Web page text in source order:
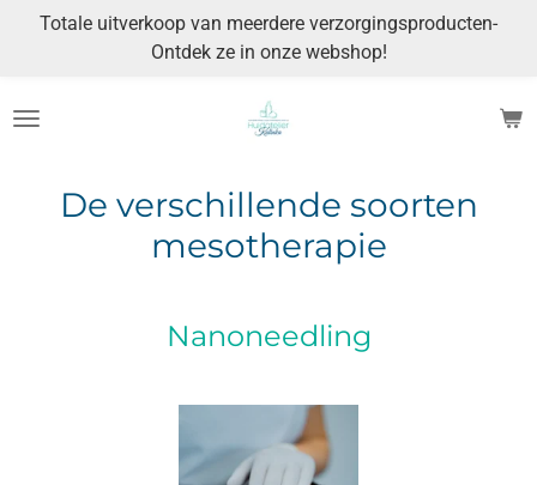
de
Totale uitverkoop van meerdere verzorgingsproducten-
Ontdek ze in onze webshop!
De verschillende soorten
mesotherapie
Nanoneedling